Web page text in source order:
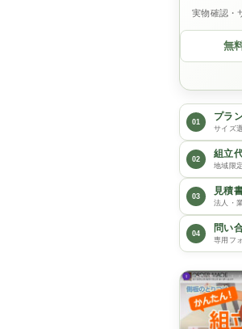
実物確認・
無
01 プラ
サイズ
02 組立
地域限
03 見積
法人・
04 問い
専用フ